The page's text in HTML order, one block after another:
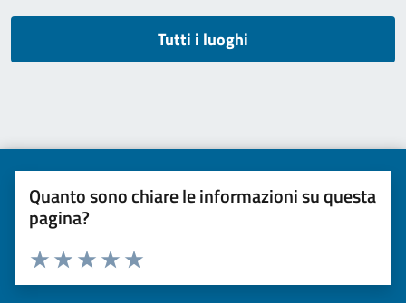
Tutti i luoghi
Quanto sono chiare le informazioni su questa
pagina?
Valuta da 1 a 5 stelle la pagina
Valuta 5 stelle su 5
Valuta 4 stelle su 5
Valuta 3 stelle su 5
Valuta 2 stelle su 5
Valuta una stella su 5